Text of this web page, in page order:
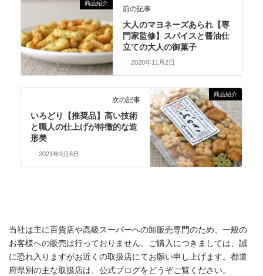
商品紹介
前の記事
大人のマヨネーズあられ【専
門家監修】スパイスと醤油仕
立ての大人の御菓子
2020年11月2日
商品紹介
次の記事
いろどり【推奨品】高い技術
と職人の仕上げが特徴的な造
形美
2021年9月6日
当社は主に百貨店や高級スーパーへの卸販売専門のため、一般の
お客様への販売は行っておりません。ご購入につきましては、誠
に恐れ入りますがお近くの取扱店にてお願い申し上げます。都道
府県別の主な取扱店は、公式ブログをどうぞご覧ください。